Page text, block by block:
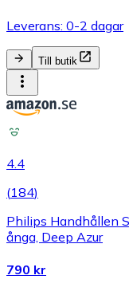
Leverans: 0-2 dagar
Till butik
4.4
(184)
Philips Handhållen
ånga, Deep Azur
790 kr